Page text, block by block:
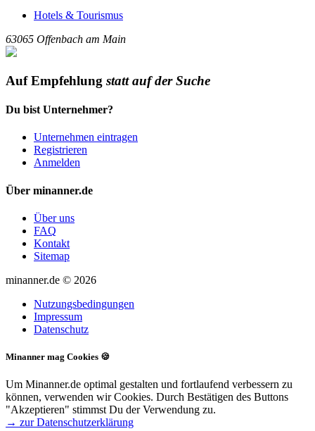
Hotels & Tourismus
63065 Offenbach am Main
Auf Empfehlung statt auf der Suche
Du bist Unternehmer?
Unternehmen eintragen
Registrieren
Anmelden
Über minanner.de
Über uns
FAQ
Kontakt
Sitemap
minanner.de © 2026
Nutzungsbedingungen
Impressum
Datenschutz
Minanner mag Cookies 🍪
Um Minanner.de optimal gestalten und fortlaufend verbessern zu
können, verwenden wir Cookies. Durch Bestätigen des Buttons
"Akzeptieren" stimmst Du der Verwendung zu.
→ zur Datenschutzerklärung